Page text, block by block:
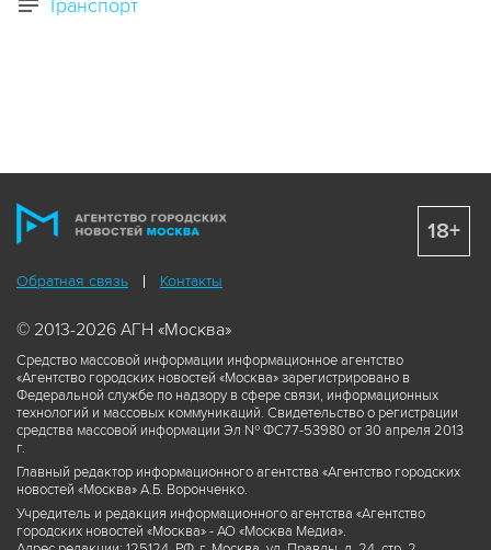
Транспорт
Обратная связь Контакты
© 2013-2026 АГН «Москва»
Средство массовой информации информационное агентство
«Агентство городских новостей «Москва» зарегистрировано в
Федеральной службе по надзору в сфере связи, информационных
технологий и массовых коммуникаций. Свидетельство о регистрации
средства массовой информации Эл № ФС77-53980 от 30 апреля 2013
г.
Главный редактор информационного агентства «Агентство городских
новостей «Москва» А.Б. Воронченко.
Учредитель и редакция информационного агентства «Агентство
городских новостей «Москва» - АО «Москва Медиа».
18+